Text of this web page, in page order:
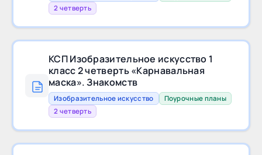
2 четверть
КСП Изобразительное искусство 1
класс 2 четверть «Карнавальная
маска». Знакомств
Изобразительное искусство
Поурочные планы
2 четверть